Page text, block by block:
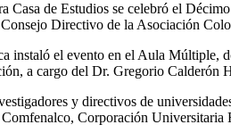
Casa de Estudios se celebró el
Directivo de la Asociación
instaló el evento en el Aula Múltiple,
a cargo del Dr. Gregorio Calderón
y directivos de
Corporación